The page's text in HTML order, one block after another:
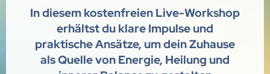
In diesem kostenfreien Live-Workshop
erhältst du klare Impulse und
praktische Ansätze, um dein Zuhause
als Quelle von Energie, Heilung und